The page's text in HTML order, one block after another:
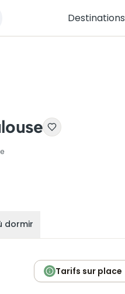
Destinations
dormir
Tarifs sur place